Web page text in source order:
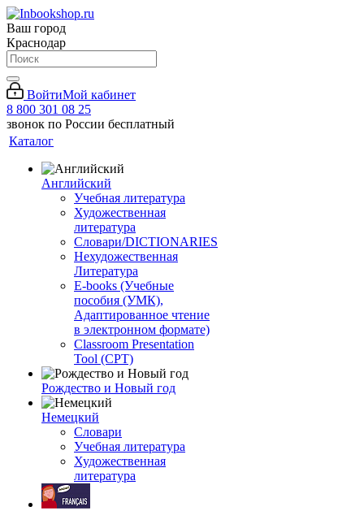
Ваш город
Краснодар
ВойтиМой кабинет
8 800 301 08 25
звонок по России бесплатный
Каталог
Английский
Учебная литература
Художественная
литература
Словари/DICTIONARIES
Нехудожественная
Литература
E-books (Учебные
пособия (УМК),
Адаптированное чтение
в электронном формате)
Classroom Presentation
Tool (CPT)
Рождество и Новый год
Немецкий
Словари
Учебная литература
Художественная
литература